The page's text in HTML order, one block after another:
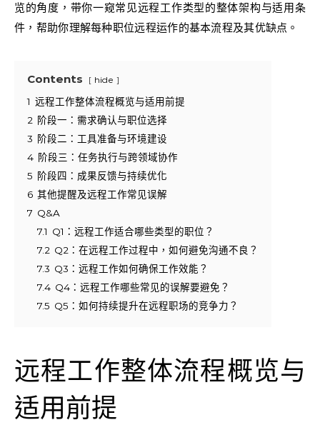
览的角度，带你一窥常见远程工作类型的整体架构与适用条
件，帮助你理解每种职位远程运作的基本流程及其优缺点。
Contents hide
1 远程工作整体流程概览与适用前提
2 阶段一：需求确认与职位选择
3 阶段二：工具准备与环境建设
4 阶段三：任务执行与跨领域协作
5 阶段四：成果反馈与持续优化
6 其他提醒及远程工作常见误解
7 Q&A
7.1 Q1：远程工作适合哪些类型的职位？
7.2 Q2：在远程工作过程中，如何避免沟通不良？
7.3 Q3：远程工作如何确保工作效能？
7.4 Q4：远程工作哪些常见的误解要避免？
7.5 Q5：如何持续提升在远程职场的竞争力？
远程工作整体流程概览与
适用前提